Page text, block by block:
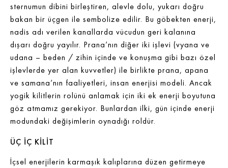
sternumun dibini birleştiren, alevle dolu, yukarı doğru
bakan bir üçgen ile sembolize edilir. Bu göbekten enerji,
nadis adı verilen kanallarda vücudun geri kalanına
dışarı doğru yayılır. Prana’nın diğer iki işlevi (vyana ve
udana – beden / zihin içinde ve konuşma gibi bazı özel
işlevlerde yer alan kuvvetler) ile birlikte prana, apana
ve samana’nın faaliyetleri, insan enerjisi modeli. Ancak
yogik kilitlerin rolünü anlamak için iki ek enerji boyutuna
göz atmamız gerekiyor. Bunlardan ilki, gün içinde enerji
modundaki değişimlerin oynadığı roldür.
ÜÇ İÇ KİLİT
İçsel enerjilerin karmaşık kalıplarına düzen getirmeye